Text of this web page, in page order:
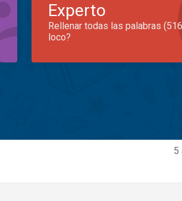
Experto
Rellenar todas las palabras
loco?
5